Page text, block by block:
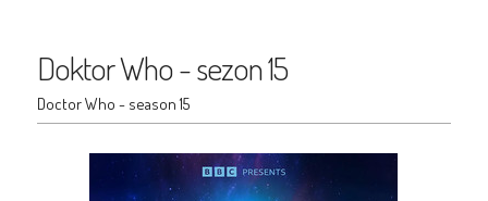
Doktor Who - sezon 15
Doctor Who - season 15